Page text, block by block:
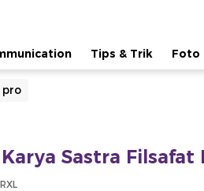
Tips & Trik Foto
pro
Sastra